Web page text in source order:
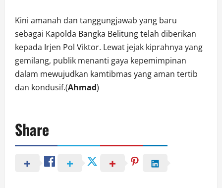
Kini amanah dan tanggungjawab yang baru
sebagai Kapolda Bangka Belitung telah diberikan
kepada Irjen Pol Viktor. Lewat jejak kiprahnya yang
gemilang, publik menanti gaya kepemimpinan
dalam mewujudkan kamtibmas yang aman tertib
dan kondusif.(Ahmad)
Share